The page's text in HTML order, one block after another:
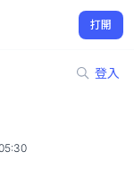
打開
登入